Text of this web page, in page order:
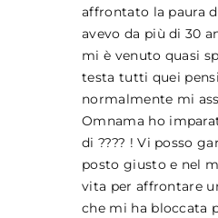
affrontato la paura
avevo da più di 30
mi è venuto quasi
testa tutti quei
normalmente mi
Omnama ho
di ???? ! Vi posso
posto giusto e nel
vita per affrontare
che mi ha bloccata